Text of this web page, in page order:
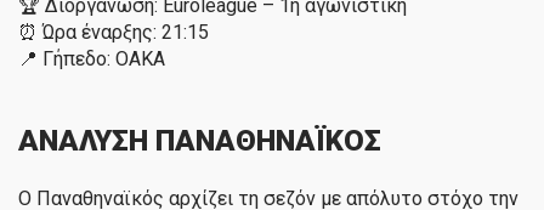
🏆 Διοργάνωση: Euroleague – 1η αγωνιστική
⏰ Ώρα έναρξης: 21:15
📍 Γήπεδο: ΟΑΚΑ
ΑΝΑΛΥΣΗ ΠΑΝΑΘΗΝΑΪΚΟΣ
Ο Παναθηναϊκός αρχίζει τη σεζόν με απόλυτο στόχο την